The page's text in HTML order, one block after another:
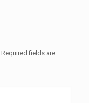
Required fields are